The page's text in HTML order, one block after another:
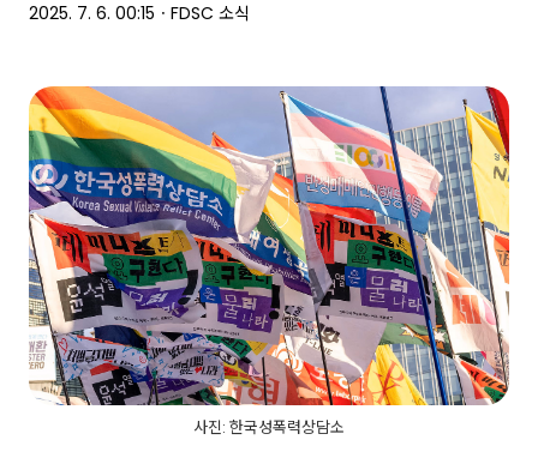
2025. 7. 6. 00:15 ㆍ FDSC 소식
사진: 한국성폭력상담소